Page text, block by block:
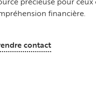
financière.
contact